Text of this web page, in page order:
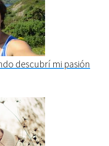
descubrí mi pasión